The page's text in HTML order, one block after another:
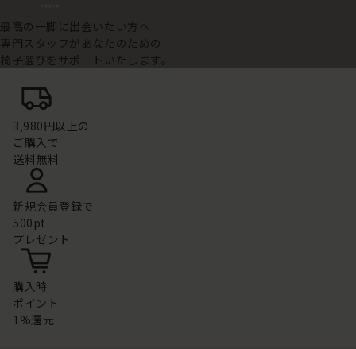
最高の一脚に出会いたい方へ
専門スタッフがあなたのための
椅子選びをサポートいたします。
3,980円以上の
ご購入で
送料無料
新規会員登録で
500pt
プレゼント
購入時
ポイント
1%還元